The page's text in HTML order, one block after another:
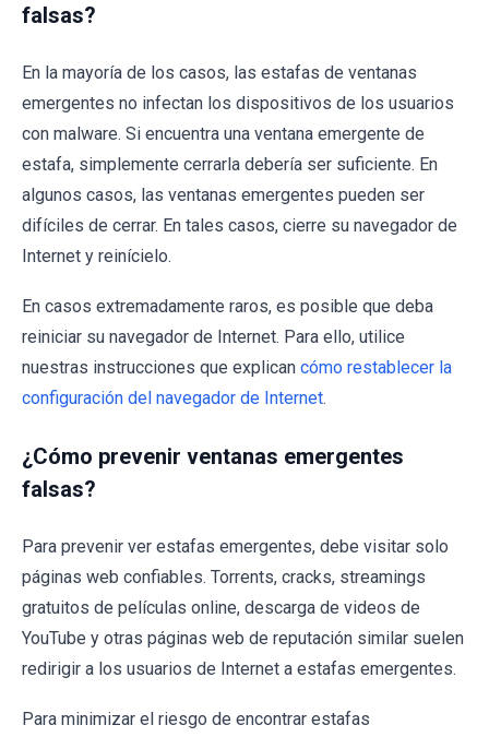
falsas?
En la mayoría de los casos, las estafas de ventanas
emergentes no infectan los dispositivos de los usuarios
con malware. Si encuentra una ventana emergente de
estafa, simplemente cerrarla debería ser suficiente. En
algunos casos, las ventanas emergentes pueden ser
difíciles de cerrar. En tales casos, cierre su navegador de
Internet y reinícielo.
En casos extremadamente raros, es posible que deba
reiniciar su navegador de Internet. Para ello, utilice
nuestras instrucciones que explican cómo restablecer la
configuración del navegador de Internet.
¿Cómo prevenir ventanas emergentes
falsas?
Para prevenir ver estafas emergentes, debe visitar solo
páginas web confiables. Torrents, cracks, streamings
gratuitos de películas online, descarga de videos de
YouTube y otras páginas web de reputación similar suelen
redirigir a los usuarios de Internet a estafas emergentes.
Para minimizar el riesgo de encontrar estafas